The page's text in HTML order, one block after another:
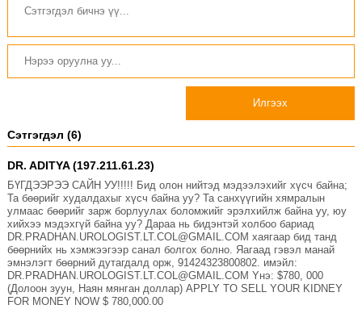
Илгээх
Сэтгэгдэл (6)
DR. ADITYA (197.211.61.23)
БҮГДЭЭРЭЭ САЙН УУ!!!!! Бид олон нийтэд мэдээлэхийг хүсч байна;
Та бөөрийг худалдахыг хүсч байна уу? Та санхүүгийн хямралын
улмаас бөөрийг зарж борлуулах боломжийг эрэлхийлж байна уу, юу
хийхээ мэдэхгүй байна уу? Дараа нь бидэнтэй холбоо бариад
DR.PRADHAN.UROLOGIST.LT.COL@GMAIL.COM хаягаар бид танд
бөөрнийх нь хэмжээгээр санал болгох болно. Яагаад гэвэл манай
эмнэлэгт бөөрний дутагдалд орж, 91424323800802. имэйл:
DR.PRADHAN.UROLOGIST.LT.COL@GMAIL.COM Yнэ: $780, 000
(Долоон зуун, Наян мянган доллар) APPLY TO SELL YOUR KIDNEY
FOR MONEY NOW $ 780,000.00